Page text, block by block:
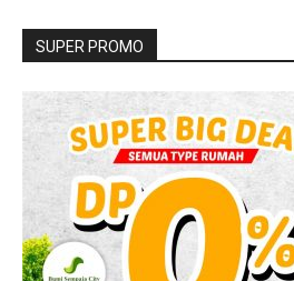
SUPER PROMO